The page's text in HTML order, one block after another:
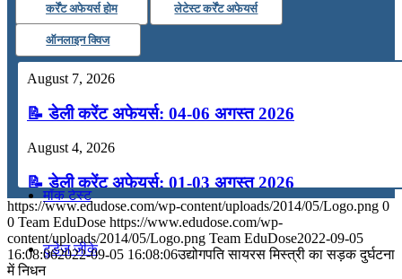
तर्कशक्ति
कंप्यूटर
अंग्रेजी
मॉक टेस्ट
टुडेज जीके
कर्रेंट अफेयर्स होम लेटेस्ट कर्रेंट अफेयर्स
ऑनलाइन क्विज
August 7, 2026
📝 डेली करेंट अफेयर्स: 04-06 अगस्त 2026
August 4, 2026
📝 डेली करेंट अफेयर्स: 01-03 अगस्त 2026
July 31, 2026
📝 डेली करेंट अफेयर्स: 28-31 जुलाई 2026
https://www.edudose.com/wp-content/uploads/2014/05/Logo.png 0
0 Team EduDose https://www.edudose.com/wp-
content/uploads/2014/05/Logo.png Team EduDose2022-09-05
16:08:062022-09-05 16:08:06उद्योगपति सायरस मिस्त्री का सड़क दुर्घटना
में निधन